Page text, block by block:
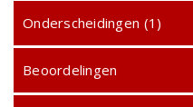
Onderscheidingen (1)
Beoordelingen